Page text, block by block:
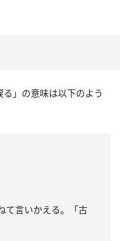
る」の意味は以下のよう
て言いかえる。「古